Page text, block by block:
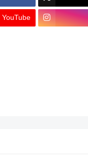
YouTube